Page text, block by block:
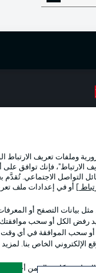
وملفات تعريف
فإنك توافق على
التواصل الاجتماعي.
] أو في إعدادات ملف
مثل بيانات التصفح أو
رفض الكل أو سحب موافقتك
أو سحب الموافقة في أي
الإلكتروني الخاص بنا.
بشكل فعال من أجل